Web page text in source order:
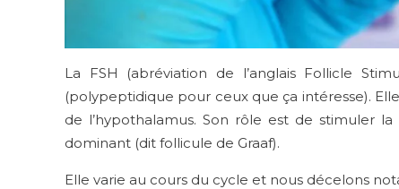
La FSH (abréviation de l’anglais Follicle
(polypeptidique pour ceux que ça intéresse).
de l’hypothalamus. Son rôle est de stimuler
dominant (dit follicule de Graaf).
Elle varie au cours du cycle et nous décelons